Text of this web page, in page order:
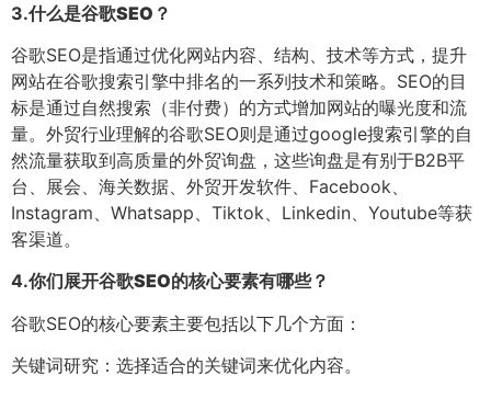
3.什么是谷歌SEO？
谷歌SEO是指通过优化网站内容、结构、技术等方式，提升
网站在谷歌搜索引擎中排名的一系列技术和策略。SEO的目
标是通过自然搜索（非付费）的方式增加网站的曝光度和流
量。外贸行业理解的谷歌SEO则是通过google搜索引擎的自
然流量获取到高质量的外贸询盘，这些询盘是有别于B2B平
台、展会、海关数据、外贸开发软件、Facebook、
Instagram、Whatsapp、Tiktok、Linkedin、Youtube等获
客渠道。
4.你们展开谷歌SEO的核心要素有哪些？
谷歌SEO的核心要素主要包括以下几个方面：
关键词研究：选择适合的关键词来优化内容。